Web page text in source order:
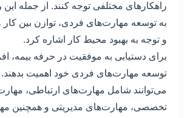
راهکارهای مختلفی توجه کنند. از جمله این
به توسعه مهارت‌های فردی، توازن بین
و توجه به بهبود محیط کار اشاره کرد.
برای دستیابی به موفقیت در حرفه بیمه،
توسعه مهارت‌های فردی خود اهمیت بدهند.
می‌توانند شامل مهارت‌های ارتباطی،
تخصصی، مهارت‌های مدیریتی و همچنین